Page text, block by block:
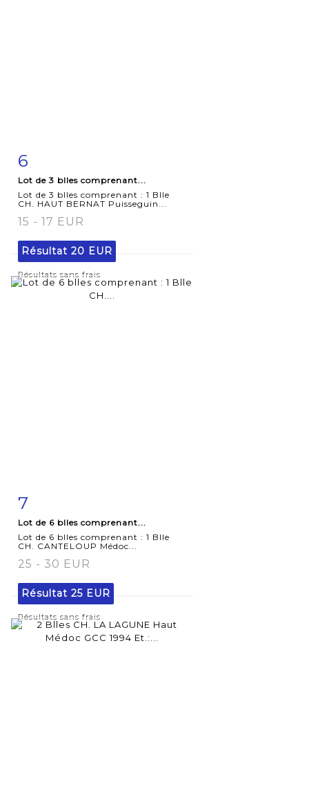
6
Lot de 3 blles comprenant...
Lot de 3 blles comprenant : 1 Blle
CH. HAUT BERNAT Puisseguin...
15 - 17 EUR
Résultat 20 EUR
Résultats sans frais
7
Lot de 6 blles comprenant...
Lot de 6 blles comprenant : 1 Blle
CH. CANTELOUP Médoc...
25 - 30 EUR
Résultat 25 EUR
Résultats sans frais